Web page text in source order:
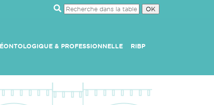
& PROFESSIONNELLE RIBP